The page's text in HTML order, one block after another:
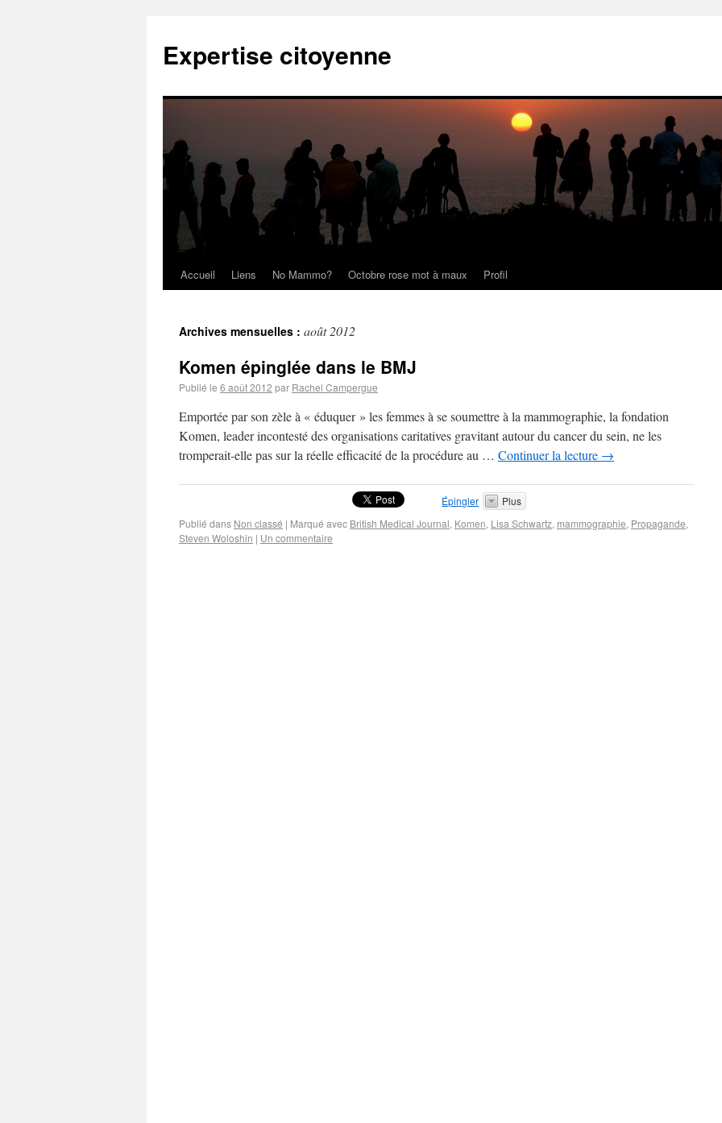
Expertise citoyenne
Accueil Liens No Mammo? Octobre rose mot à maux Profil
Archives mensuelles : août 2012
Komen épinglée dans le BMJ
Publié le 6 août 2012 par Rachel Campergue
Emportée par son zèle à « éduquer » les femmes à se soumettre à la mammographie, la fondation
Komen, leader incontesté des organisations caritatives gravitant autour du cancer du sein, ne les
tromperait-elle pas sur la réelle efficacité de la procédure au … Continuer la lecture →
Épingler
Plus
Publié dans Non classé | Marqué avec British Medical Journal, Komen, Lisa Schwartz, mammographie, Propagande,
Steven Woloshin | Un commentaire